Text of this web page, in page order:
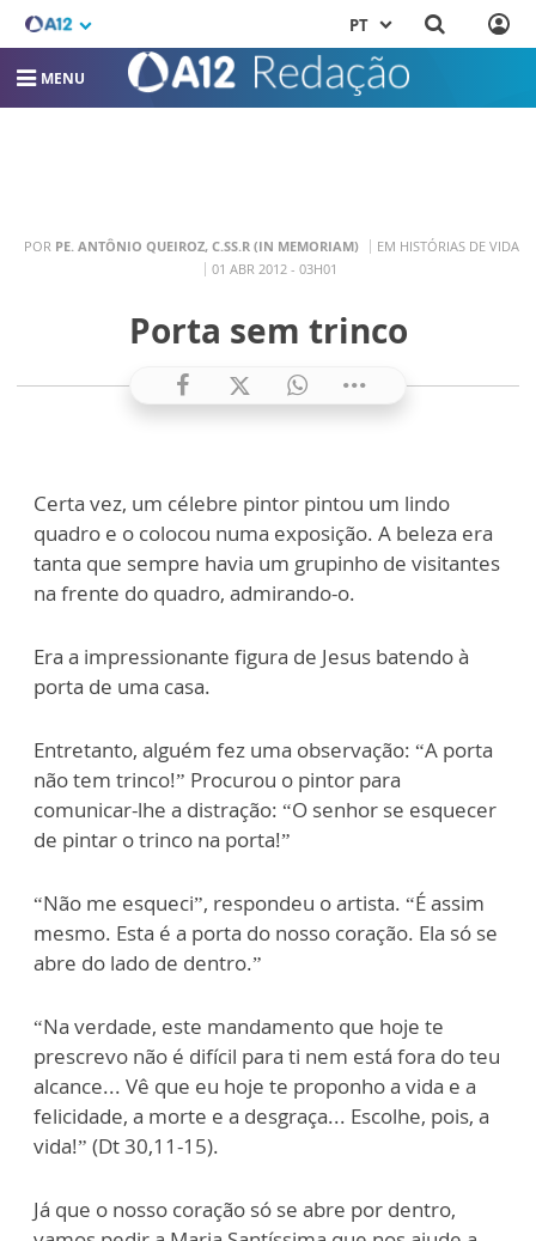
PT
MENU
POR PE. ANTÔNIO QUEIROZ, C.SS.R (IN MEMORIAM)
EM HISTÓRIAS DE VIDA
01 ABR 2012 - 03H01
Porta sem trinco
Certa vez, um célebre pintor pintou um lindo
quadro e o colocou numa exposição. A beleza era
tanta que sempre havia um grupinho de visitantes
na frente do quadro, admirando-o.
Era a impressionante figura de Jesus batendo à
porta de uma casa.
Entretanto, alguém fez uma observação: “A porta
não tem trinco!” Procurou o pintor para
comunicar-lhe a distração: “O senhor se esquecer
de pintar o trinco na porta!”
“Não me esqueci”, respondeu o artista. “É assim
mesmo. Esta é a porta do nosso coração. Ela só se
abre do lado de dentro.”
“Na verdade, este mandamento que hoje te
prescrevo não é difícil para ti nem está fora do teu
alcance... Vê que eu hoje te proponho a vida e a
felicidade, a morte e a desgraça... Escolhe, pois, a
vida!” (Dt 30,11-15).
Já que o nosso coração só se abre por dentro,